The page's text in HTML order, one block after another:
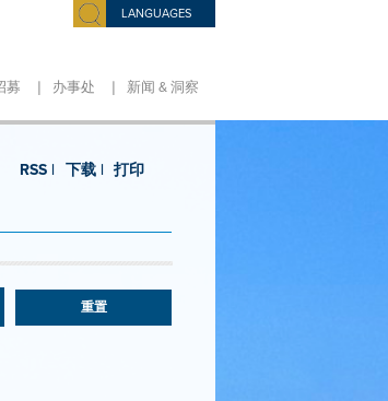
LANGUAGES
募 | 办事处 | 新闻 & 洞察
打印
下载 |
RSS |
重置